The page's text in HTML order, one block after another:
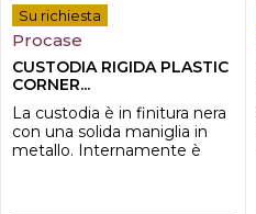
Su richiesta
Procase
CUSTODIA RIGIDA PLASTIC
CORNER...
La custodia è in finitura nera
con una solida maniglia in
metallo. Internamente è